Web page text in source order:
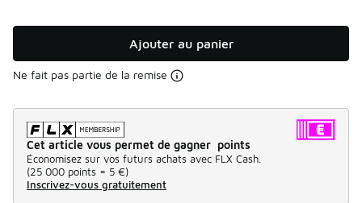
Ajouter au panier
Ne fait pas partie de la remise
Cet article vous permet de gagner points
Économisez sur vos futurs achats avec FLX Cash.
(25 000 points = 5 €)
Inscrivez-vous gratuitement